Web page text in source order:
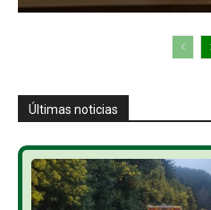
Últimas noticias